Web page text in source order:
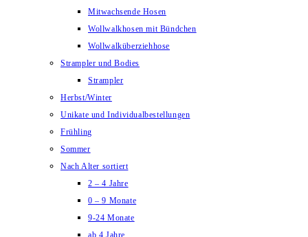
Mitwachsende Hosen
Wollwalkhosen mit Bündchen
Wollwalküberziehhose
Strampler und Bodies
Strampler
Herbst/Winter
Unikate und Individualbestellungen
Frühling
Sommer
Nach Alter sortiert
2 – 4 Jahre
0 – 9 Monate
9-24 Monate
ab 4 Jahre